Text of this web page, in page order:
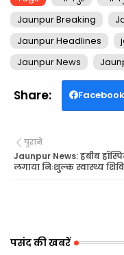
Jaunpur Breaking
Jaunpur Headlines
Jaunpur News
Facebook
पुराने
Jaunpur News: हबीब
लगाया निःशुल्क स्वास्थ्य
पसंद की खबरें